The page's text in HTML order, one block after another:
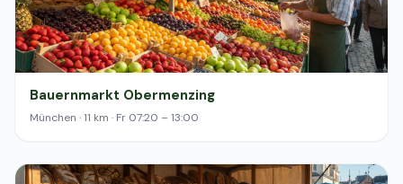
Bauernmarkt Obermenzing
München · 11 km · Fr 07:20 – 13:00